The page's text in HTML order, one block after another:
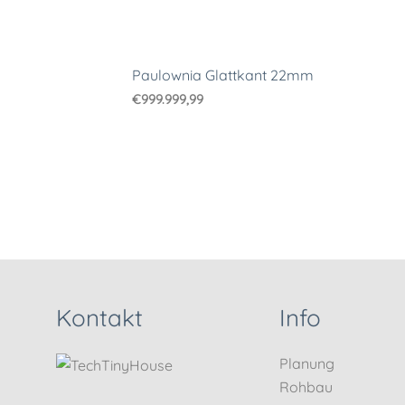
Paulownia Glattkant 22mm
€999.999,99
Kontakt Info
Planung
Rohbau